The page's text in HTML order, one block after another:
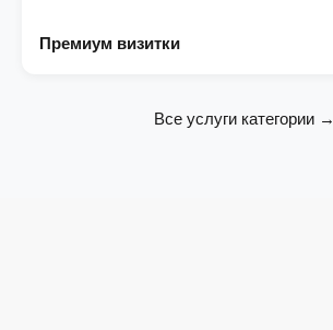
Премиум визитки
Все услуги категории →